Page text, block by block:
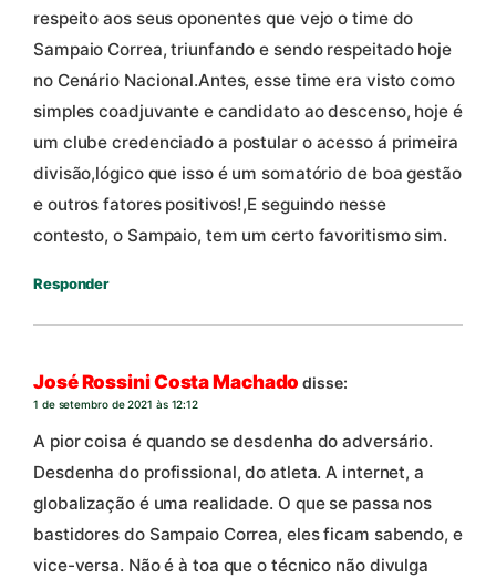
respeito aos seus oponentes que vejo o time do
Sampaio Correa, triunfando e sendo respeitado hoje
no Cenário Nacional.Antes, esse time era visto como
simples coadjuvante e candidato ao descenso, hoje é
um clube credenciado a postular o acesso á primeira
divisão,lógico que isso é um somatório de boa gestão
e outros fatores positivos!,E seguindo nesse
contesto, o Sampaio, tem um certo favoritismo sim.
Responder
José Rossini Costa Machado disse:
1 de setembro de 2021 às 12:12
A pior coisa é quando se desdenha do adversário.
Desdenha do profissional, do atleta. A internet, a
globalização é uma realidade. O que se passa nos
bastidores do Sampaio Correa, eles ficam sabendo, e
vice-versa. Não é à toa que o técnico não divulga